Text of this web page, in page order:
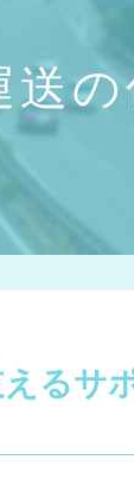
るサ